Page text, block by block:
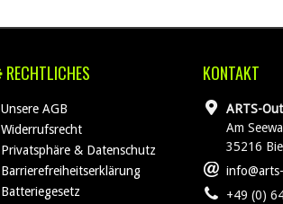
RECHTLICHES
Unsere AGB
Widerrufsrecht
Privatsphäre & Datenschutz
Barrierefreiheitserklärung
Batteriegesetz
KONTAKT
ARTS-
Am
35216
+49 (0)